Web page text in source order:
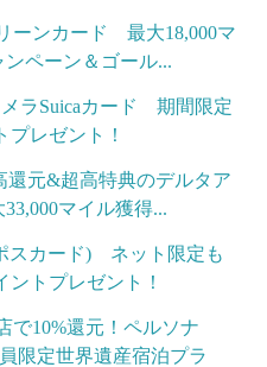
ーンカード 最大18,000マ
ペーン＆ゴール...
メラSuicaカード 期間限定
プレゼント！
還元&超高特典のデルタア
マイル獲得...
スカード) ネット限定も
ントプレゼント！
で10%還元！ペルソナ
限定世界遺産宿泊プラ